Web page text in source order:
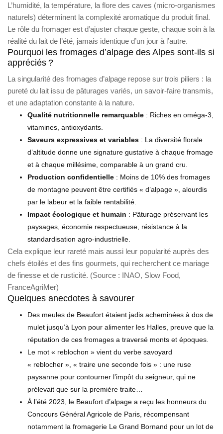
L’humidité, la température, la flore des caves (micro-organismes
naturels) déterminent la complexité aromatique du produit final.
Le rôle du fromager est d’ajuster chaque geste, chaque soin à la
réalité du lait de l’été, jamais identique d’un jour à l’autre.
Pourquoi les fromages d’alpage des Alpes sont-ils si
appréciés ?
La singularité des fromages d’alpage repose sur trois piliers : la
pureté du lait issu de pâturages variés, un savoir-faire transmis,
et une adaptation constante à la nature.
Qualité nutritionnelle remarquable : Riches en oméga-3,
vitamines, antioxydants.
Saveurs expressives et variables : La diversité florale
d’altitude donne une signature gustative à chaque fromage
et à chaque millésime, comparable à un grand cru.
Production confidentielle : Moins de 10% des fromages
de montagne peuvent être certifiés « d’alpage », alourdis
par le labeur et la faible rentabilité.
Impact écologique et humain : Pâturage préservant les
paysages, économie respectueuse, résistance à la
standardisation agro-industrielle.
Cela explique leur rareté mais aussi leur popularité auprès des
chefs étoilés et des fins gourmets, qui recherchent ce mariage
de finesse et de rusticité. (Source : INAO, Slow Food,
FranceAgriMer)
Quelques anecdotes à savourer
Des meules de Beaufort étaient jadis acheminées à dos de
mulet jusqu’à Lyon pour alimenter les Halles, preuve que la
réputation de ces fromages a traversé monts et époques.
Le mot « reblochon » vient du verbe savoyard
« reblocher », « traire une seconde fois » : une ruse
paysanne pour contourner l’impôt du seigneur, qui ne
prélevait que sur la première traite…
À l’été 2023, le Beaufort d’alpage a reçu les honneurs du
Concours Général Agricole de Paris, récompensant
notamment la fromagerie Le Grand Bornand pour un lot de